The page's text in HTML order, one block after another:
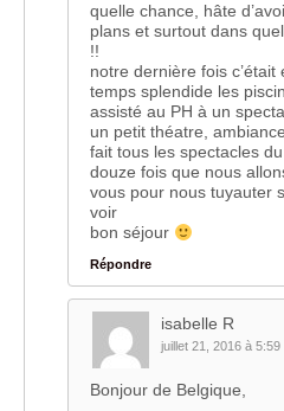
quelle chance, hâte
plans et surtout dans
!!
notre dernière fois
temps splendide les
assisté au PH à un
un petit théatre,
fait tous les spectacles
douze fois que nous
vous pour nous tuyauter
voir
bon séjour
Répondre
isabelle R
juillet 21, 2016 à 5:59
Bonjour de Belgique,